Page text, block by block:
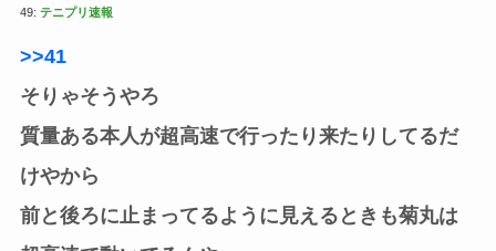
49: テニプリ速報
>>41
そりゃそうやろ
質量ある本人が超高速で行ったり来たりしてるだ
けやから
前と後ろに止まってるように見えるときも菊丸は